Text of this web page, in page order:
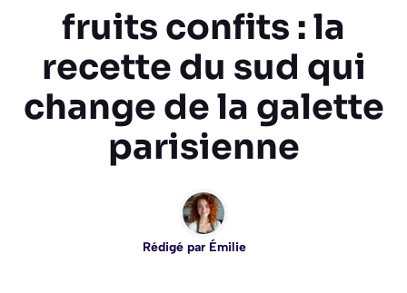
fruits confits : la
recette du sud qui
change de la galette
parisienne
Rédigé par Émilie